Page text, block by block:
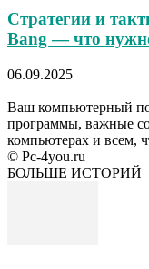
Стратегии и
Bang — что
06.09.2025
Ваш компьютерный
программы, важные
компьютерах и всем,
© Pc-4you.ru
БОЛЬШЕ ИСТОРИЙ